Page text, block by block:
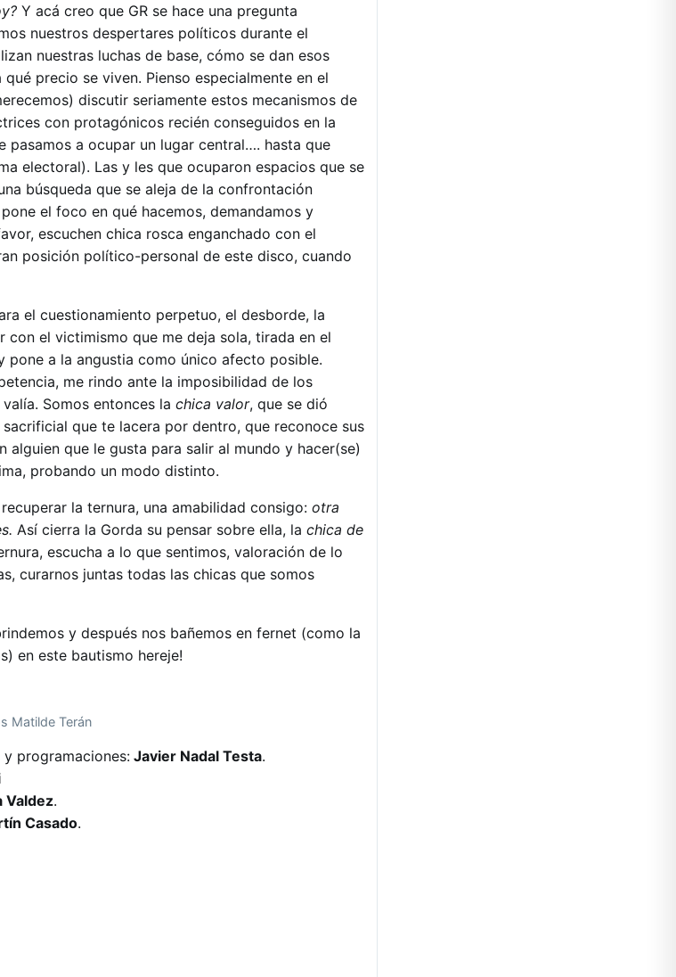
Y acá creo que GR se hace una pregunta
nuestros despertares políticos durante el
nuestras luchas de base, cómo se dan esos
precio se viven. Pienso especialmente en el
discutir seriamente estos mecanismos de
con protagónicos recién conseguidos en la
pasamos a ocupar un lugar central…. hasta que
electoral). Las y les que ocuparon espacios que se
búsqueda que se aleja de la confrontación
el foco en qué hacemos, demandamos y
escuchen chica rosca enganchado con el
posición político-personal de este disco, cuando
el cuestionamiento perpetuo, el desborde, la
con el victimismo que me deja sola, tirada en el
a la angustia como único afecto posible.
me rindo ante la imposibilidad de los
Somos entonces la chica valor, que se dió
que te lacera por dentro, que reconoce sus
alguien que le gusta para salir al mundo y hacer(se)
probando un modo distinto.
la ternura, una amabilidad consigo: otra
Así cierra la Gorda su pensar sobre ella, la chica de
escucha a lo que sentimos, valoración de lo
curarnos juntas todas las chicas que somos
y después nos bañemos en fernet (como la
en este bautismo hereje!
Matilde Terán
programaciones:Javier Nadal Testa.
Valdez.
Casado.